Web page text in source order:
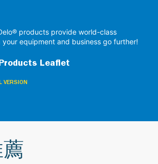
products provide world-class
equipment and business go further!
Leaflet
VERSION